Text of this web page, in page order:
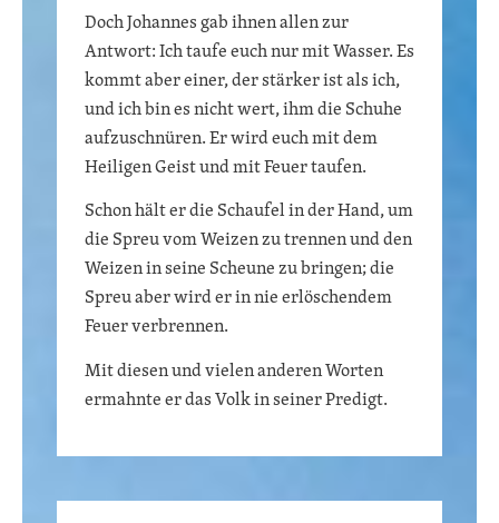
Doch Johannes gab ihnen allen zur
Antwort: Ich taufe euch nur mit Wasser. Es
kommt aber einer, der stärker ist als ich,
und ich bin es nicht wert, ihm die Schuhe
aufzuschnüren. Er wird euch mit dem
Heiligen Geist und mit Feuer taufen.
Schon hält er die Schaufel in der Hand, um
die Spreu vom Weizen zu trennen und den
Weizen in seine Scheune zu bringen; die
Spreu aber wird er in nie erlöschendem
Feuer verbrennen.
Mit diesen und vielen anderen Worten
ermahnte er das Volk in seiner Predigt.